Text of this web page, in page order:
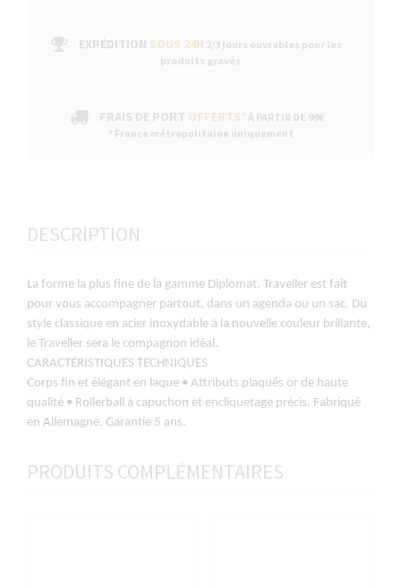
EXPÉDITION SOUS 24H 2/3 jours ouvrables pour les
produits gravés
FRAIS DE PORT OFFERTS* À PARTIR DE 99€
* France métropolitaine uniquement
DESCRIPTION
La forme la plus fine de la gamme Diplomat. Traveller est fait
pour vous accompagner partout, dans un agenda ou un sac. Du
style classique en acier inoxydable à la nouvelle couleur brillante,
le Traveller sera le compagnon idéal.
CARACTÉRISTIQUES TECHNIQUES
Corps fin et élégant en laque • Attributs plaqués or de haute
qualité • Rollerball à capuchon et encliquetage précis. Fabriqué
en Allemagne. Garantie 5 ans.
PRODUITS COMPLÉMENTAIRES